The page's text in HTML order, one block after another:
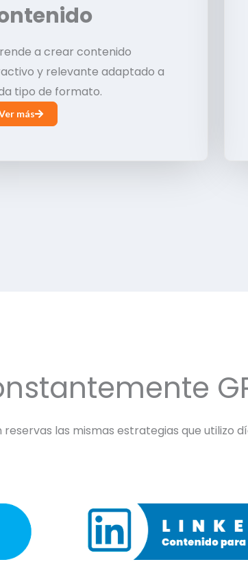
a crear contenido
y relevante adaptado a
tipo de formato.
más
las mismas estrategias que utilizo